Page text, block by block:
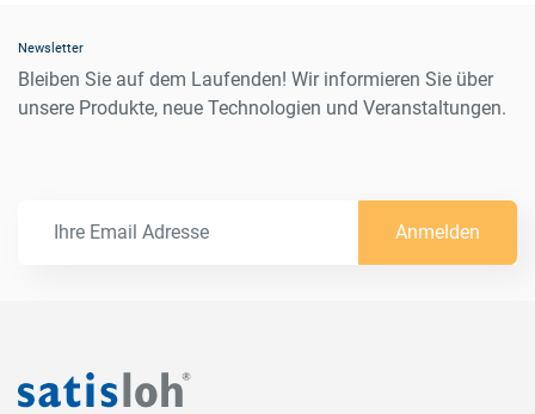
Newsletter
Bleiben Sie auf dem Laufenden! Wir informieren Sie über
unsere Produkte, neue Technologien und Veranstaltungen.
Anmelden